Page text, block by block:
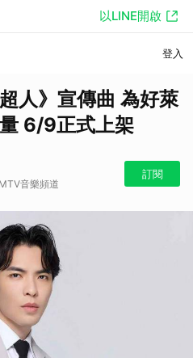
以LINE開啟
登入
人》宣傳曲 為好萊
6/9正式上架
音樂頻道
訂閱